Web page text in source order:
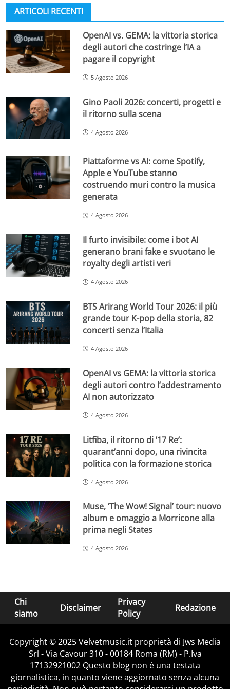
ARTICOLI RECENTI
OpenAI vs. GEMA: la vittoria storica
degli autori che costringe l’IA a
pagare il copyright
5 Agosto 2026
Gino Paoli 2026: concerti, progetti e
il ritorno sulla scena
4 Agosto 2026
Piattaforme vs AI: come Spotify,
Apple e YouTube stanno
costruendo muri contro la musica
generata
4 Agosto 2026
Il furto invisibile: come i bot AI
generano brani fake e svuotano le
royalty degli artisti veri
4 Agosto 2026
BTS Arirang World Tour 2026: il più
grande tour K-pop della storia, 82
concerti senza l’Italia
4 Agosto 2026
OpenAI vs GEMA: la vittoria storica
degli autori contro l’addestramento
AI non autorizzato
4 Agosto 2026
Litfiba, il ritorno di ’17 Re’:
quarant’anni dopo, una rivincita
politica con la formazione storica
4 Agosto 2026
Muse, ‘The Wow! Signal’ tour: nuovo
album e omaggio a Morricone alla
prima negli States
4 Agosto 2026
Chi
siamo
Disclaimer
Privacy
Policy
Redazione
Copyright © 2025 Velvetmusic.it proprietà di Jws Media
Srl - Via Cavour 310 - 00184 Roma (RM) - P.Iva
17132921002 Questo blog non è una testata
giornalistica, in quanto viene aggiornato senza alcuna